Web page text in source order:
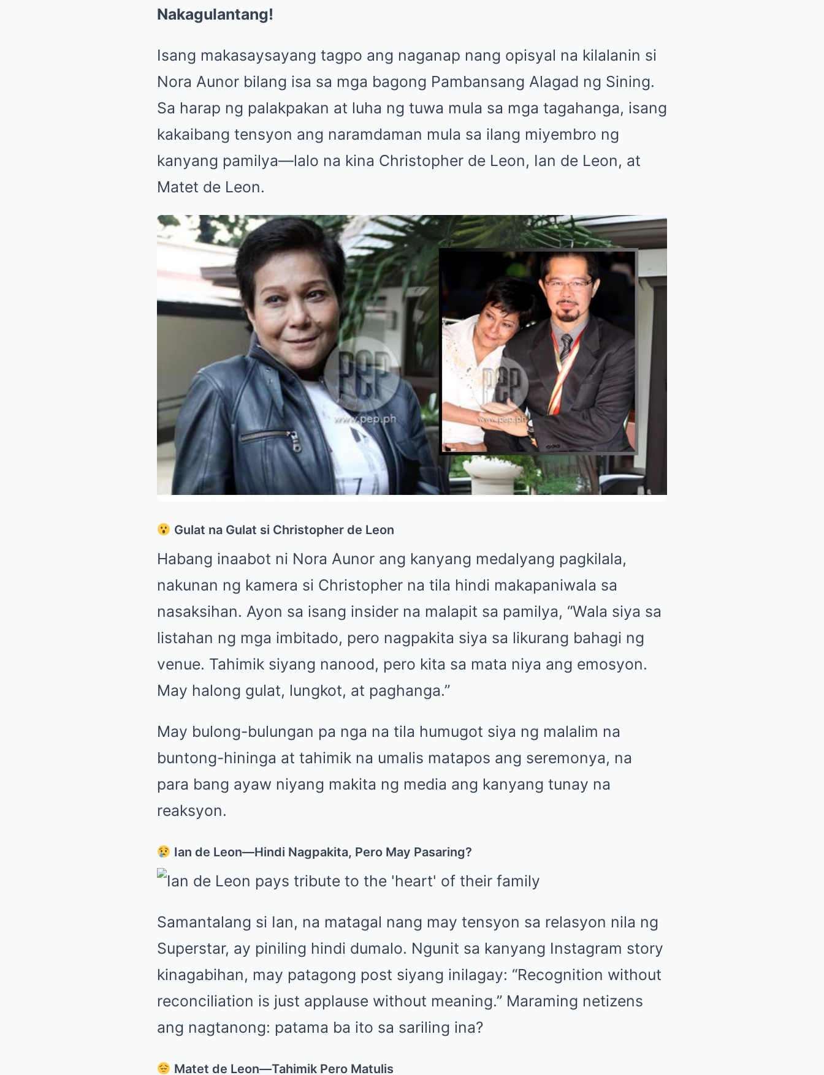
Nakagulantang!
Isang makasaysayang tagpo ang naganap nang opisyal na kilalanin si
Nora Aunor bilang isa sa mga bagong Pambansang Alagad ng Sining.
Sa harap ng palakpakan at luha ng tuwa mula sa mga tagahanga, isang
kakaibang tensyon ang naramdaman mula sa ilang miyembro ng
kanyang pamilya—lalo na kina Christopher de Leon, Ian de Leon, at
Matet de Leon.
Gulat na Gulat si Christopher de Leon
Habang inaabot ni Nora Aunor ang kanyang medalyang pagkilala,
nakunan ng kamera si Christopher na tila hindi makapaniwala sa
nasaksihan. Ayon sa isang insider na malapit sa pamilya, “Wala siya sa
listahan ng mga imbitado, pero nagpakita siya sa likurang bahagi ng
venue. Tahimik siyang nanood, pero kita sa mata niya ang emosyon.
May halong gulat, lungkot, at paghanga.”
May bulong-bulungan pa nga na tila humugot siya ng malalim na
buntong-hininga at tahimik na umalis matapos ang seremonya, na
para bang ayaw niyang makita ng media ang kanyang tunay na
reaksyon.
Ian de Leon—Hindi Nagpakita, Pero May Pasaring?
Samantalang si Ian, na matagal nang may tensyon sa relasyon nila ng
Superstar, ay piniling hindi dumalo. Ngunit sa kanyang Instagram story
kinagabihan, may patagong post siyang inilagay: “Recognition without
reconciliation is just applause without meaning.” Maraming netizens
ang nagtanong: patama ba ito sa sariling ina?
Matet de Leon—Tahimik Pero Matulis